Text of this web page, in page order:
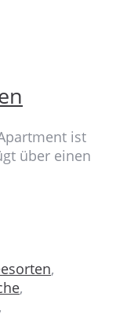
ist
über einen
,
,
,